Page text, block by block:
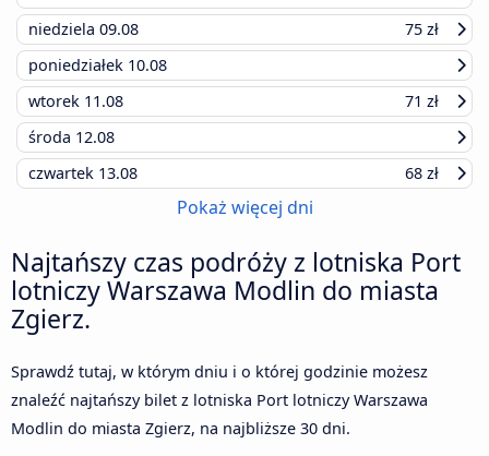
niedziela 09.08
75 zł
poniedziałek 10.08
wtorek 11.08
71 zł
środa 12.08
czwartek 13.08 68 zł
Pokaż więcej dni
Najtańszy czas podróży z lotniska Port
lotniczy Warszawa Modlin do miasta
Zgierz.
Sprawdź tutaj, w którym dniu i o której godzinie możesz
znaleźć najtańszy bilet z lotniska Port lotniczy Warszawa
Modlin do miasta Zgierz, na najbliższe 30 dni.